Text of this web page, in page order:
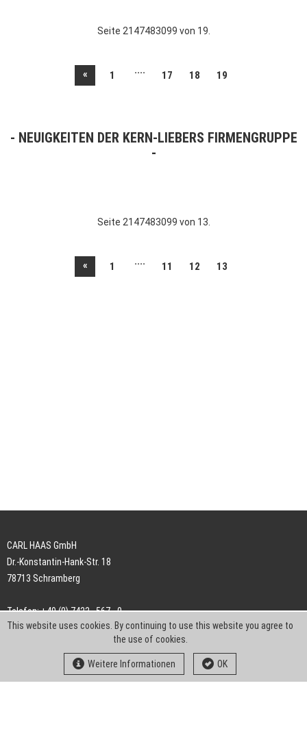
Seite 2147483099 von 19.
« 1 .... 17 18 19
NEUIGKEITEN DER KERN-LIEBERS FIRMENGRUPPE
Seite 2147483099 von 13.
« 1 .... 11 12 13
CARL HAAS GmbH
Dr.-Konstantin-Hank-Str. 18
78713 Schramberg
Telefon: +49 (0) 7422 . 567 - 0
Telefax: +49 (0) 7422 . 567 - 239
info-ch@kern-liebers.com
This website uses cookies. By continuing to use this website you agree to
the use of cookies.
Weitere Informationen OK